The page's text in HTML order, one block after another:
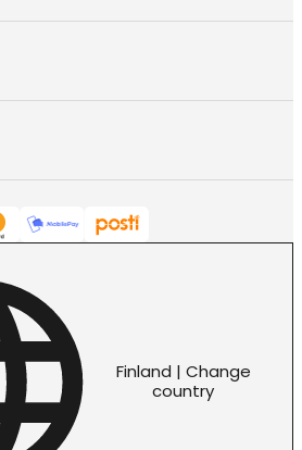
Finland | Change
country